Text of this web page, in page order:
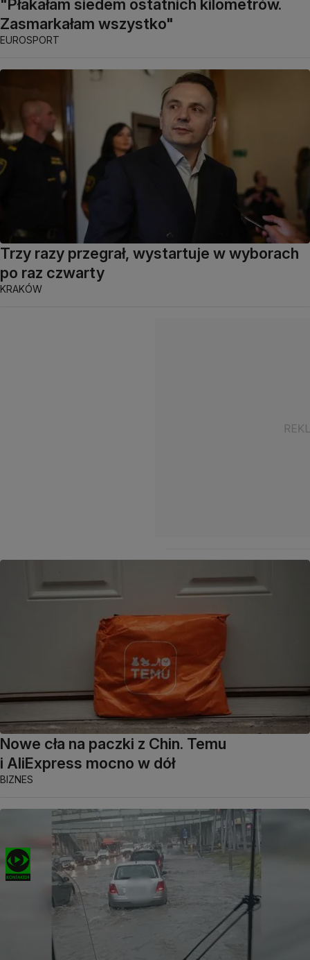
"Płakałam siedem ostatnich kilometrów.
Zasmarkałam wszystko"
EUROSPORT
Trzy razy przegrał, wystartuje w wyborach
po raz czwarty
KRAKÓW
Nowe cła na paczki z Chin. Temu
i AliExpress mocno w dół
BIZNES